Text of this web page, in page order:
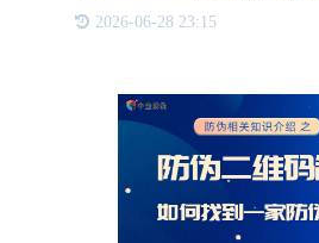
冠疫情影响，线上经济逆势增长
乳制品产量达2750.6万吨，同比
2026-06-28 23:15